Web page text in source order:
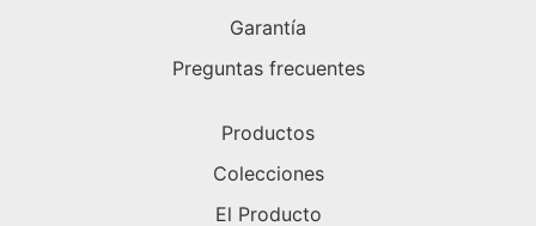
Garantía
Preguntas frecuentes
Productos
Colecciones
El Producto